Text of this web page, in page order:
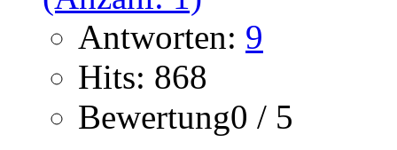
Antworten: 9
Hits: 868
Bewertung0 / 5